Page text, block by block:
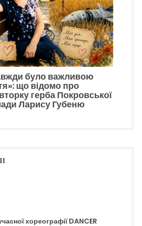
було важливою
що відомо про
герба Покровської
Ларису Губеню
хореографії DANCER